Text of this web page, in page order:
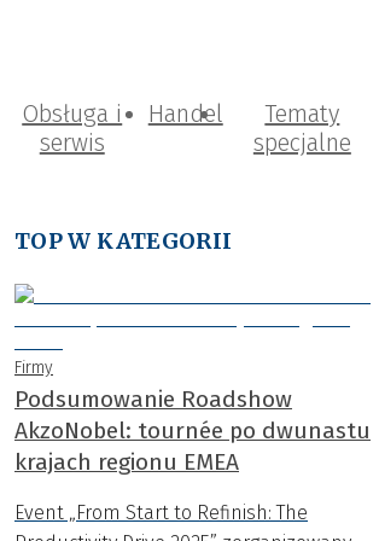
Obsługa i
serwis
Handel
Tematy
specjalne
TOP W KATEGORII
Firmy
Podsumowanie Roadshow
AkzoNobel: tournée po dwunastu
krajach regionu EMEA
Event „From Start to Refinish: The